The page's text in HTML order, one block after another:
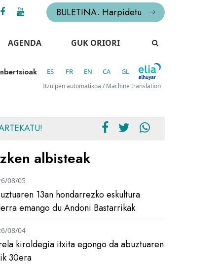
BULETINA. Harpidetu
AGENDA GUK ORIORI
ES FR EN CA GL
Itzulpen automatikoa / Machine translation
albisteak
13an hondarrezko eskultura
emango du Andoni Bastarrikak
08/05
kiroldegia itxita egongo da abuztuaren
30era
08/04